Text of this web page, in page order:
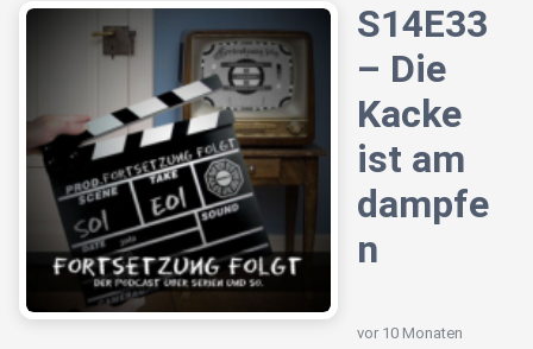
S14E33
– Die
Kacke
ist am
dampfe
n
vor 10 Monaten